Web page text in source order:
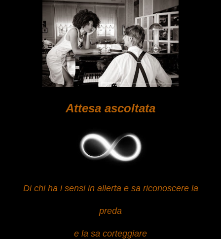
Attesa ascoltata
Di chi ha i sensi in allerta e sa riconoscere la
preda
e la sa corteggiare